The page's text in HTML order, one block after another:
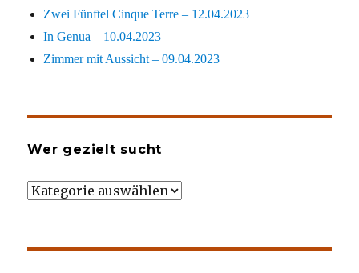
Zwei Fünftel Cinque Terre – 12.04.2023
In Genua – 10.04.2023
Zimmer mit Aussicht – 09.04.2023
Wer gezielt sucht
Wer